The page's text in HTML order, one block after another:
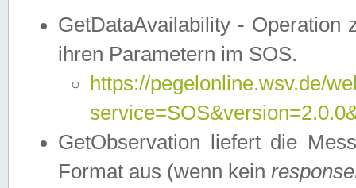
GetDataAvailability - Operation
ihren Parametern im SOS.
https://pegelonline.wsv.de/
GetObservation liefert die
Format aus (wenn kein